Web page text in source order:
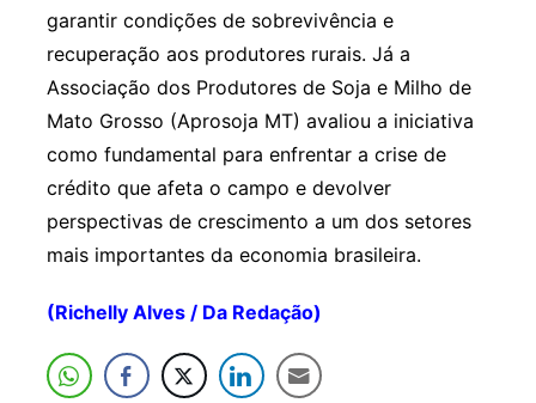
garantir condições de sobrevivência e
recuperação aos produtores rurais. Já a
Associação dos Produtores de Soja e Milho de
Mato Grosso (Aprosoja MT) avaliou a iniciativa
como fundamental para enfrentar a crise de
crédito que afeta o campo e devolver
perspectivas de crescimento a um dos setores
mais importantes da economia brasileira.
(Richelly Alves / Da Redação)